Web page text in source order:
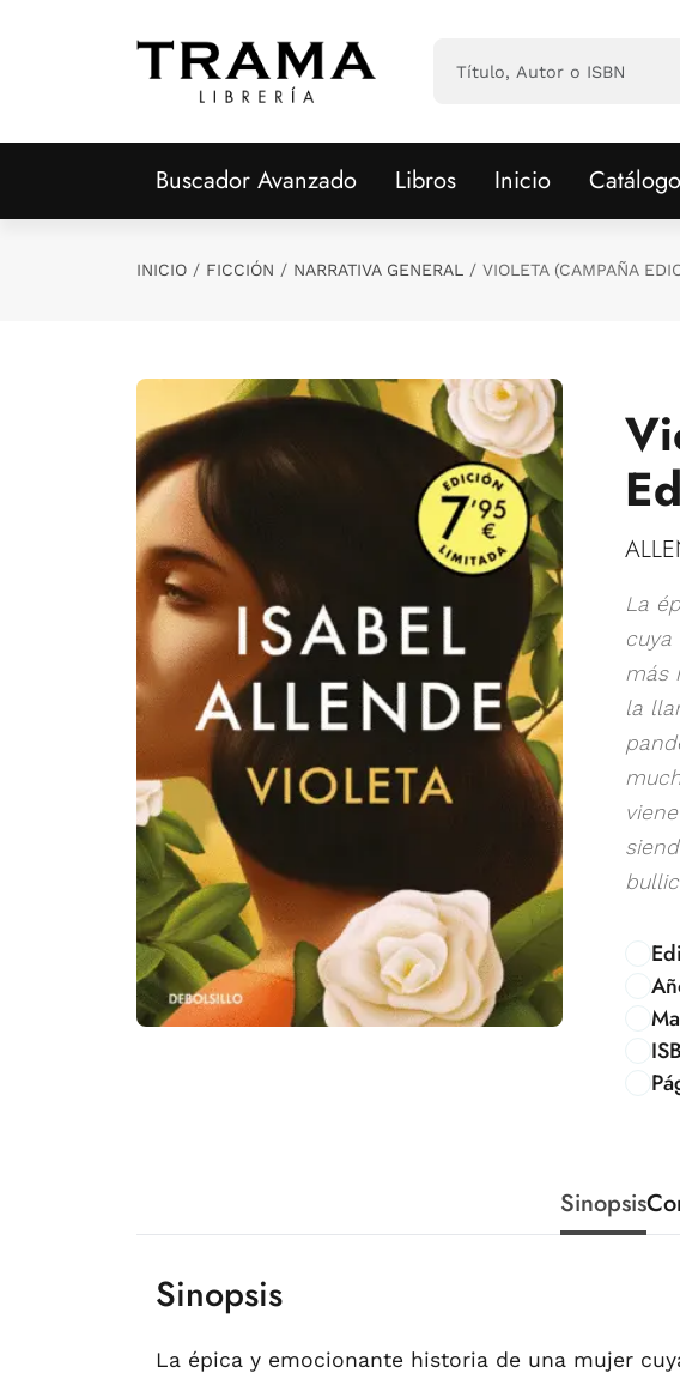
Buscador Avanzado Libros Inicio
INICIO FICCIÓN NARRATIVA GENERAL VIOLETA (CAMPAÑA
La
más
la
Sinopsis
Sinopsis
La épica y emocionante historia de una mujer